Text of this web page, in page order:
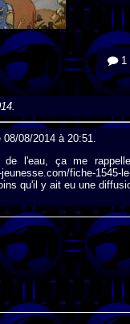
1
08/08/2014 à 20:51.
de l'eau, ça me
jeunesse.com/fiche-
qu'il y ait eu une